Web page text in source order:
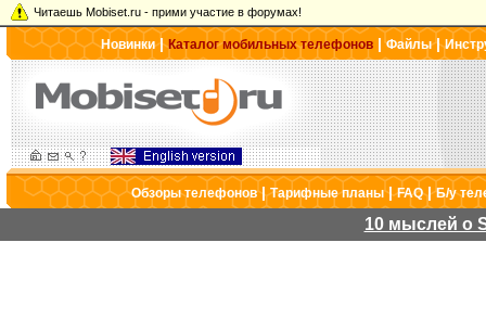
Читаешь Mobiset.ru - прими участие в форумах!
Новинки|Каталог мобильных телефонов |Файлы|
Обзоры телефонов|Тарифные планы|FAQ|Б/у
10 мыслей о